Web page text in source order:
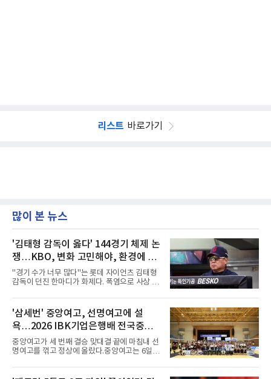
리스트 바로가기
많이 본 뉴스
'김태형 감독이 옳다' 144경기 체제 논
쟁…KBO, 변화 고민해야, 환경에 맞
는 경기 수가 바람직
"경기 수가 너무 많다"는 롯데 자이언츠 김태형
감독이 던진 한마디가 화제다. 폭염으로 사상 초
독은 단순히 더위를 이야기하지 않았다. 우천,
폭염, 부상 등 변수가 늘어나는 현실에서 현재
팀당 144경기 체제가 과연 지속 가능한지 질문
을 던졌다.물론 144경기가 세계적으로 특별히
많은 숫자는 아니다. 메이저리그는 팀당 162경
기, 일본프로야구도 143~144경기를 치른다. 숫
자만 놓고 보면 KBO가 유난히 혹사 구조라고 말
'삼세번' 중앙여고, 선명여고에 설
욕…2026 IBK기업은행배 전국중고
배구대회 우승
중앙여고가 세 번째 결승 맞대결 끝에 마침내 선
명여고를 꺾고 정상에 올랐다.중앙여고는 6일
행배 전국중고배구대회 18세 이하 여자부 결승